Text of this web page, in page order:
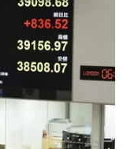
ra hoa từ
hoạch quả,
cao huyện Mù